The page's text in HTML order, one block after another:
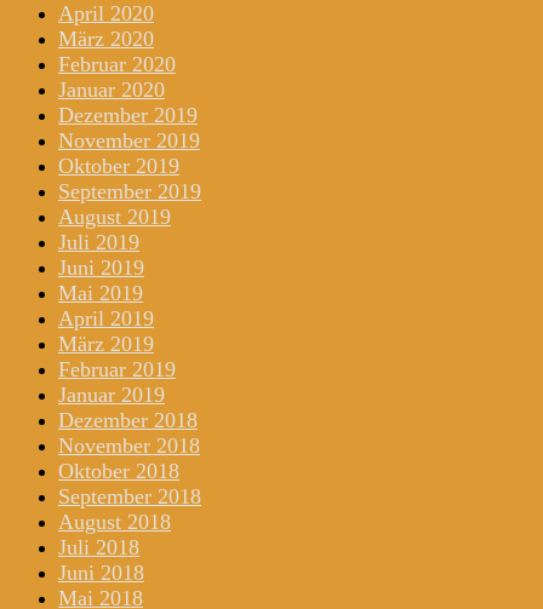
April 2020
März 2020
Februar 2020
Januar 2020
Dezember 2019
November 2019
Oktober 2019
September 2019
August 2019
Juli 2019
Juni 2019
Mai 2019
April 2019
März 2019
Februar 2019
Januar 2019
Dezember 2018
November 2018
Oktober 2018
September 2018
August 2018
Juli 2018
Juni 2018
Mai 2018